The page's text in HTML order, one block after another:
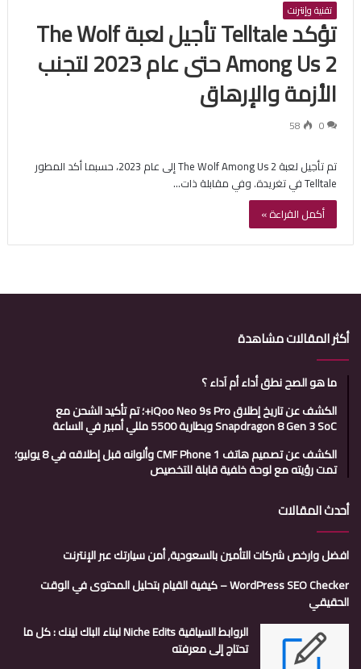
تقنية وإنترنت
تؤكد Telltale تأجيل لعبة The Wolf
Among Us 2 حتى عام 2023 لتجنب
الأزمة والإرهاق
0
58
تم تأجيل لعبة The Wolf Among Us 2 إلى عام 2023، حسبما أكد المطور
Telltale في تغريدة. وفي مقابلة ذات…
أكمل القراءة »
أكثر المقالات مشاهدة
ما هو الصح نطق أداء أم آداء ؟
الكشف عن تاريخ إطلاق iQoo Neo 9s Pro+؛ تم تأكيد الشحن مع
Snapdragon 8 Gen 3 SoC وبطارية 5500 مللي أمبير في الساعة
الكشف عن تصميم هاتف CMF Phone 1 وألوانه قبل إطلاقه في 8 يوليو؛
تمت رؤيته مع لوحة خلفية قابلة للتخصيص
أحدث المقالات
افضل وارخص شركات التأمين بالسعودية, أمن سيارتك عبر الإنترنت
WordPress SEO Checker – كيفية القيام بتحليل المحتوى في الوقت
الحقيقي
الروابط السياقية Niche Edits لبناء الباك لينك : كل ما
تحتاج إلى معرفته